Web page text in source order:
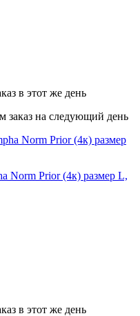
в этот же день
заказ на следующий день
Norm Prior (4к) размер L,
в этот же день